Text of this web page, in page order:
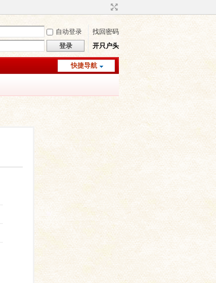
自动登录
找回密码
登录 开只户头
快捷导航